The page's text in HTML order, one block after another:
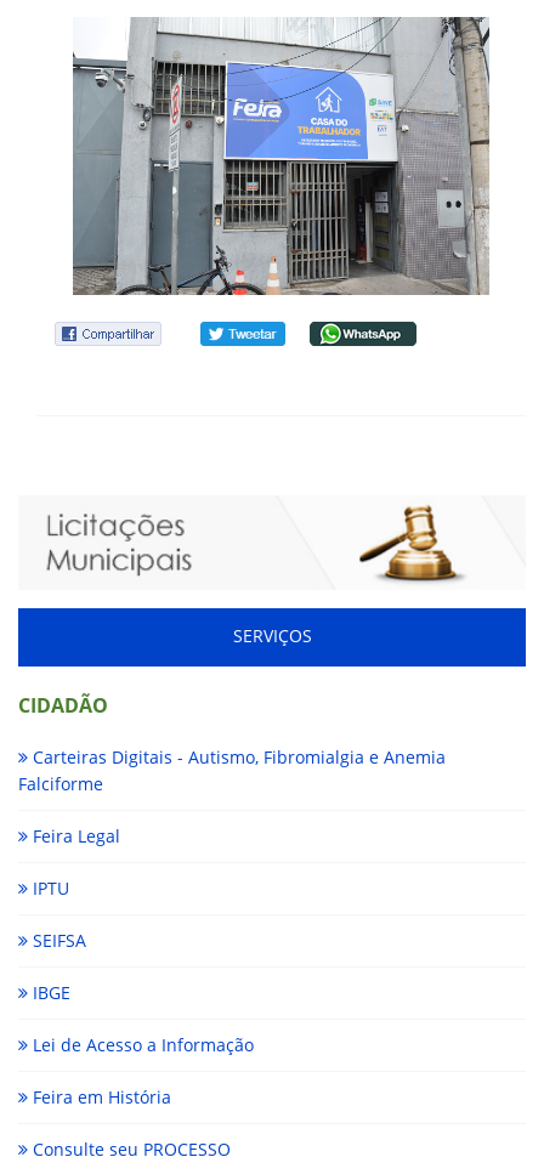
SERVIÇOS
CIDADÃO
Carteiras Digitais - Autismo, Fibromialgia e Anemia
Falciforme
Feira Legal
IPTU
SEIFSA
IBGE
Lei de Acesso a Informação
Feira em História
Consulte seu PROCESSO